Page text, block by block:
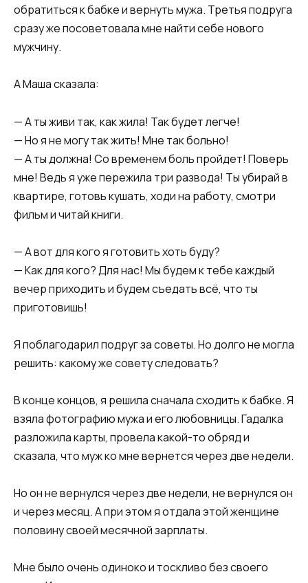
обратиться к бабке и вернуть мужа. Третья подруга
сразу же посоветовала мне найти себе нового
мужчину.
А Маша сказала:
— А ты живи так, как жила! Так будет легче!
— Но я не могу так жить! Мне так больно!
— А ты должна! Со временем боль пройдет! Поверь
мне! Ведь я уже пережила три развода! Ты убирай в
квартире, готовь кушать, ходи на работу, смотри
фильм и читай книги.
— А вот для кого я готовить хоть буду?
— Как для кого? Для нас! Мы будем к тебе каждый
вечер приходить и будем съедать всё, что ты
приготовишь!
Я поблагодарил подруг за советы. Но долго не могла
решить: какому же совету следовать?
В конце концов, я решила сначала сходить к бабке. Я
взяла фотографию мужа и его любовницы. Гадалка
разложила карты, провела какой-то обряд и
сказала, что муж ко мне вернется через две недели.
Но он не вернулся через две недели, не вернулся он
и через месяц. А при этом я отдала этой женщине
половину своей месячной зарплаты.
Мне было очень одиноко и тоскливо без своего